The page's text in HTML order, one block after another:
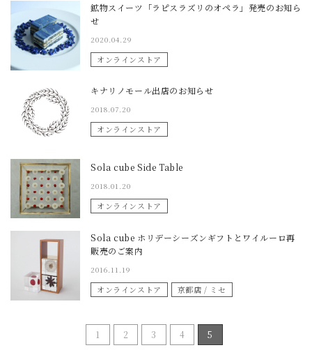
鉱物スイーツ「ラピスラズリのオペラ」発売のお知ら
せ
2020.04.29
オンラインストア
キナリノモール出店のお知らせ
2018.07.20
オンラインストア
Sola cube Side Table
2018.01.20
オンラインストア
Sola cube ホリデーシーズンギフトとワイルーロ再
販売のご案内
2016.11.19
オンラインストア 京都店 / ミセ
1 2 3 4 5